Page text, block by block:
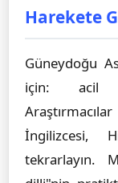
Harekete
Güneydoğu
için: acil
İngilizcesi,
tekrarlayın.